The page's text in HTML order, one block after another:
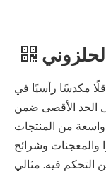
مكدسًا رأسيًا في
الحد الأقصى ضمن
من المنتجات
والمعجنات وشرائح
التحكم فيه. مثالي